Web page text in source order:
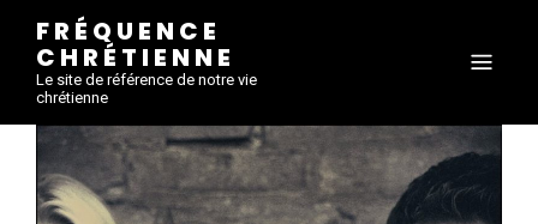
FRÉQUENCE
CHRÉTIENNE
Le site de référence de notre vie
chrétienne